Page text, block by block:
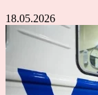
18.05.2026